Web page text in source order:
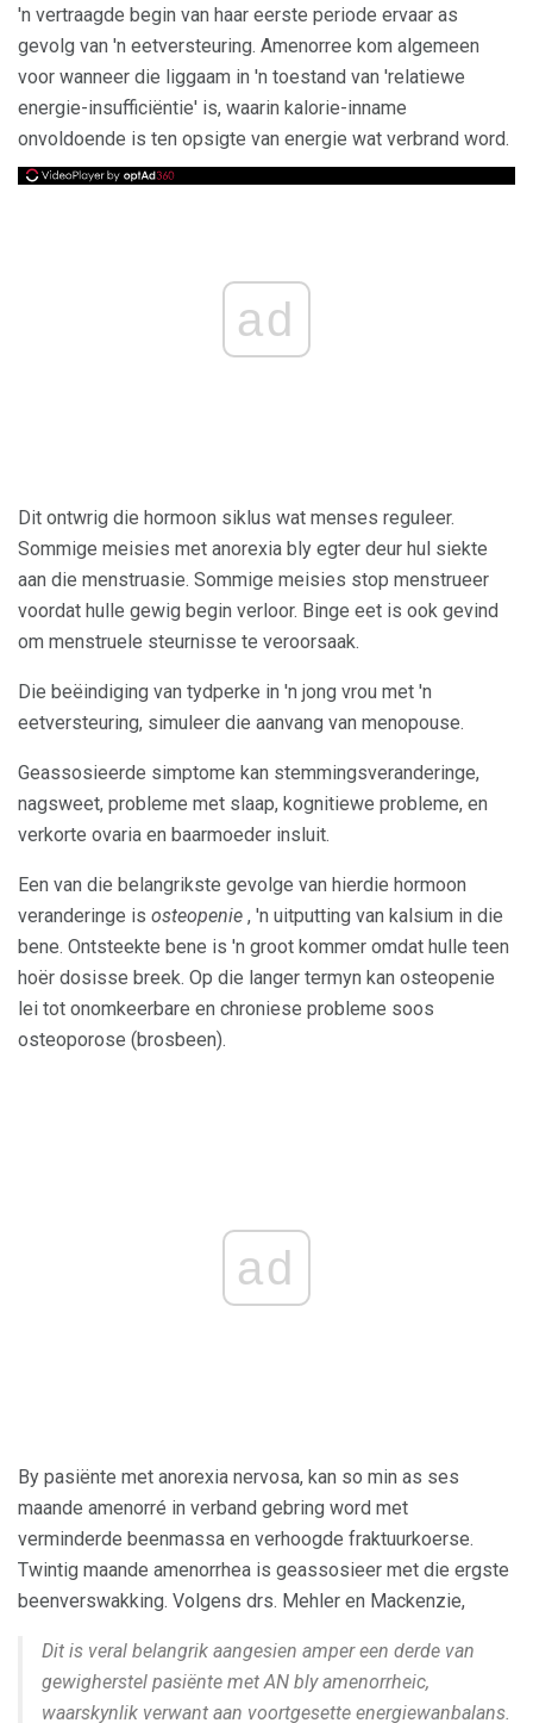
'n vertraagde begin van haar eerste periode ervaar as
gevolg van 'n eetversteuring. Amenorree kom algemeen
voor wanneer die liggaam in 'n toestand van 'relatiewe
energie-insufficiëntie' is, waarin kalorie-inname
onvoldoende is ten opsigte van energie wat verbrand word.
ad
Dit ontwrig die hormoon siklus wat menses reguleer.
Sommige meisies met anorexia bly egter deur hul siekte
aan die menstruasie. Sommige meisies stop menstrueer
voordat hulle gewig begin verloor. Binge eet is ook gevind
om menstruele steurnisse te veroorsaak.
Die beëindiging van tydperke in 'n jong vrou met 'n
eetversteuring, simuleer die aanvang van menopouse.
Geassosieerde simptome kan stemmingsveranderinge,
nagsweet, probleme met slaap, kognitiewe probleme, en
verkorte ovaria en baarmoeder insluit.
Een van die belangrikste gevolge van hierdie hormoon
veranderinge is osteopenie , 'n uitputting van kalsium in die
bene. Ontsteekte bene is 'n groot kommer omdat hulle teen
hoër dosisse breek. Op die langer termyn kan osteopenie
lei tot onomkeerbare en chroniese probleme soos
osteoporose (brosbeen).
ad
By pasiënte met anorexia nervosa, kan so min as ses
maande amenorré in verband gebring word met
verminderde beenmassa en verhoogde fraktuurkoerse.
Twintig maande amenorrhea is geassosieer met die ergste
beenverswakking. Volgens drs. Mehler en Mackenzie,
Dit is veral belangrik aangesien amper een derde van
gewigherstel pasiënte met AN bly amenorrheic,
waarskynlik verwant aan voortgesette energiewanbalans.